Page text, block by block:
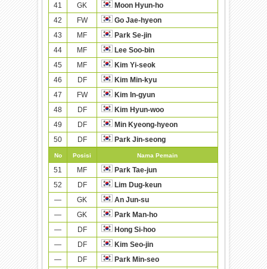
41
GK
Moon Hyun-ho
42
FW
Go Jae-hyeon
43
MF
Park Se-jin
44
MF
Lee Soo-bin
45
MF
Kim Yi-seok
46
DF
Kim Min-kyu
47
FW
Kim In-gyun
48
DF
Kim Hyun-woo
49
DF
Min Kyeong-hyeon
50
DF Park Jin-seong
No Posisi Nama Pemain
51 MF
Park Tae-jun
52
DF
Lim Dug-keun
—
GK
An Jun-su
—
GK
Park Man-ho
—
DF
Hong Si-hoo
—
DF
Kim Seo-jin
—
DF
Park Min-seo